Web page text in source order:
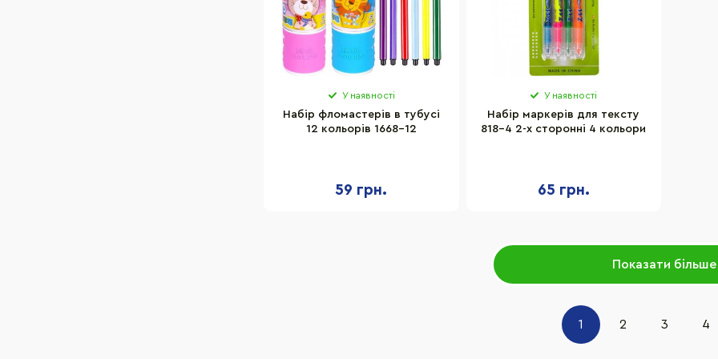
У наявності
Набір фломастерів в тубусі
12 кольорів 1668-12
59 грн.
У наявності
Набір маркерів для тексту
818-4 2-х сторонні 4 кольори
65 грн.
Показати більше
1 2 3 4